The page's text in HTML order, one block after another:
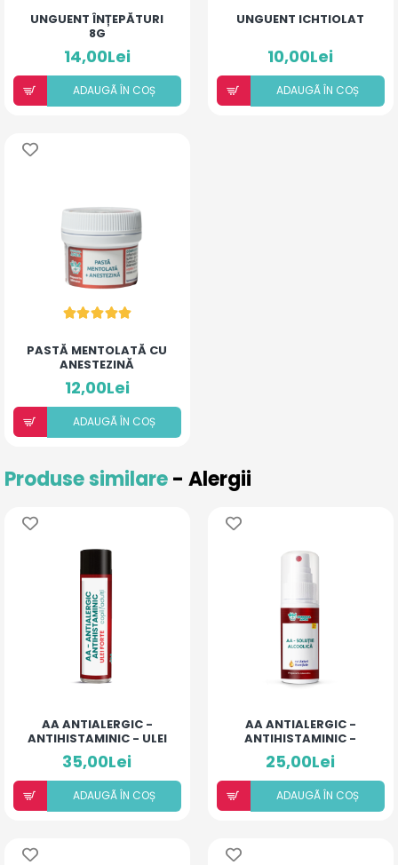
UNGUENT ÎNȚEPĂTURI
8G
14,00Lei
ADAUGÃ ÎN COȘ
UNGUENT ICHTIOLAT
10,00Lei
ADAUGÃ ÎN COȘ
PASTĂ MENTOLATĂ CU
ANESTEZINĂ
12,00Lei
ADAUGÃ ÎN COȘ
Produse similare- Alergii
AA ANTIALERGIC -
ANTIHISTAMINIC - ULEI
FORTE COPII ȘI ADULȚI
35,00Lei
ADAUGÃ ÎN COȘ
AA ANTIALERGIC -
ANTIHISTAMINIC -
SOLUȚIE ALCOOLICĂ CU
10% ULEIURI ESENȚIALE
25,00Lei
ADAUGÃ ÎN COȘ